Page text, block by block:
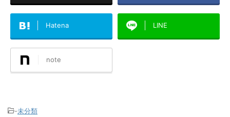
Hatena LINE
note
-未分類